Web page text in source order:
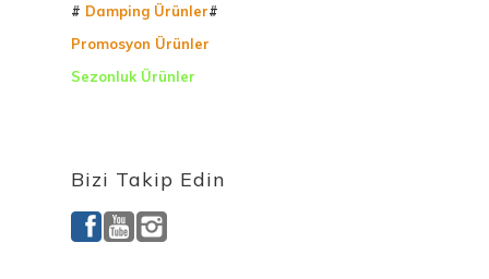
# Damping Ürünler#
Promosyon Ürünler
Sezonluk Ürünler
Bizi Takip Edin